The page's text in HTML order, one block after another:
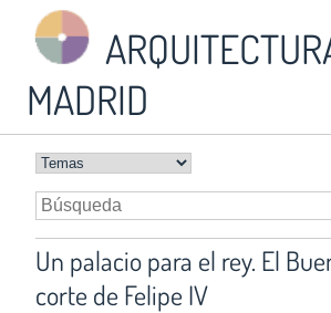
MADRID
Un palacio para el rey. El
corte de Felipe IV